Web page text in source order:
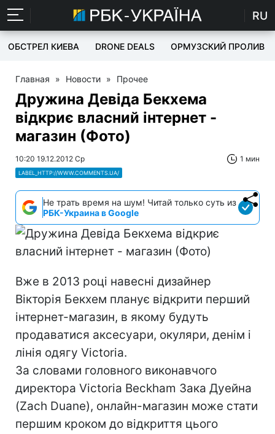
RU
ОБСТРЕЛ КИЕВА DRONE DEALS ОРМУЗСКИЙ ПРОЛИВ
Главная » Новости » Прочее
Дружина Девіда Бекхема
відкриє власний інтернет -
магазин (Фото)
10:20 19.12.2012 Ср 1 мин
LABEL_HTTP://WWW.COMMENTS.UA/
Не трать время на шум! Читай только суть из
РБК-Украина в Google
Вже в 2013 році навесні дизайнер
Вікторія Бекхем планує відкрити перший
інтернет-магазин, в якому будуть
продаватися аксесуари, окуляри, денім і
лінія одягу Victoria.
За словами головного виконавчого
директора Victoria Beckham Зака Дуейна
(Zach Duane), онлайн-магазин може стати
першим кроком до відкриття цього